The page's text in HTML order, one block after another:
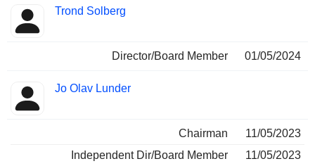
Trond Solberg
Director/Board Member 01/05/2024
Jo Olav Lunder
Chairman
11/05/2023
Independent Dir/Board Member
11/05/2023